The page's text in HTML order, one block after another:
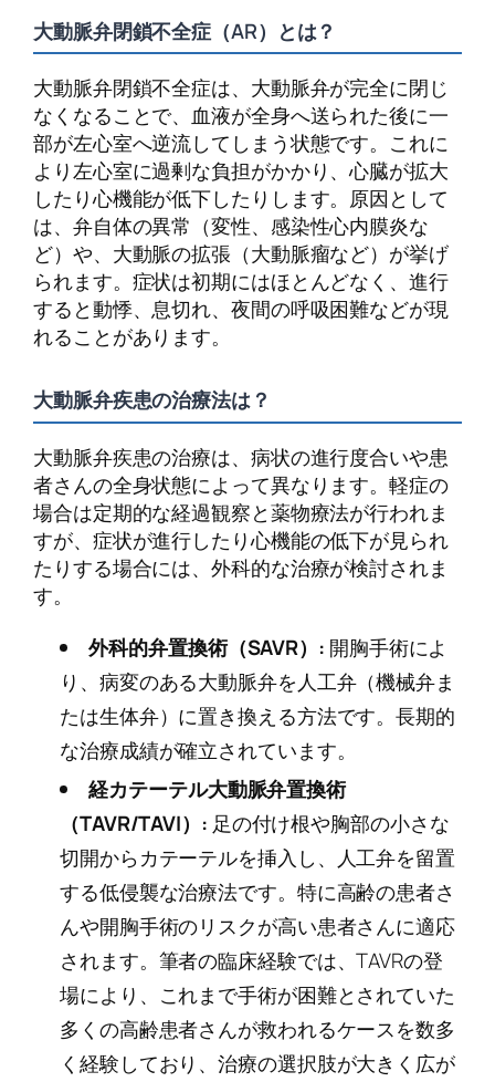
大動脈弁閉鎖不全症（AR）とは？
大動脈弁閉鎖不全症は、大動脈弁が完全に閉じ
なくなることで、血液が全身へ送られた後に一
部が左心室へ逆流してしまう状態です。これに
より左心室に過剰な負担がかかり、心臓が拡大
したり心機能が低下したりします。原因として
は、弁自体の異常（変性、感染性心内膜炎な
ど）や、大動脈の拡張（大動脈瘤など）が挙げ
られます。症状は初期にはほとんどなく、進行
すると動悸、息切れ、夜間の呼吸困難などが現
れることがあります。
大動脈弁疾患の治療法は？
大動脈弁疾患の治療は、病状の進行度合いや患
者さんの全身状態によって異なります。軽症の
場合は定期的な経過観察と薬物療法が行われま
すが、症状が進行したり心機能の低下が見られ
たりする場合には、外科的な治療が検討されま
す。
外科的弁置換術（SAVR）: 開胸手術によ
り、病変のある大動脈弁を人工弁（機械弁ま
たは生体弁）に置き換える方法です。長期的
な治療成績が確立されています。
経カテーテル大動脈弁置換術
（TAVR/TAVI）: 足の付け根や胸部の小さな
切開からカテーテルを挿入し、人工弁を留置
する低侵襲な治療法です。特に高齢の患者さ
んや開胸手術のリスクが高い患者さんに適応
されます。筆者の臨床経験では、TAVRの登
場により、これまで手術が困難とされていた
多くの高齢患者さんが救われるケースを数多
く経験しており、治療の選択肢が大きく広が